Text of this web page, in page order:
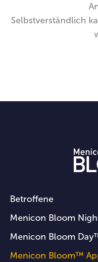
Selbstverständlich
Betroffene
Menicon Bloom
Menicon Bloom
Menicon Bloom™